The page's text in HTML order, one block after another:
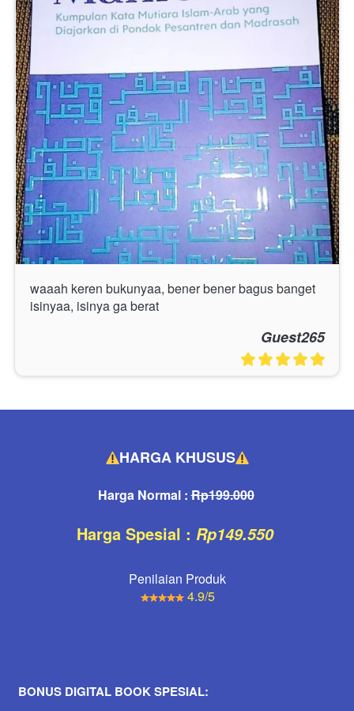
waaah keren bukunyaa, bener bener bagus banget
isinyaa, isinya ga berat
Guest265
HARGA KHUSUS
Harga Normal : Rp199.000
Harga Spesial : Rp149.550
Penilaian Produk
4.9/5
BONUS DIGITAL BOOK SPESIAL: